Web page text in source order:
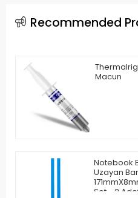
Recommended
Macun
Notebook
Uzayan
Set - 2